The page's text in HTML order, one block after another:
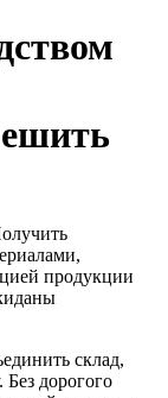
продукции
склад,
дорогого